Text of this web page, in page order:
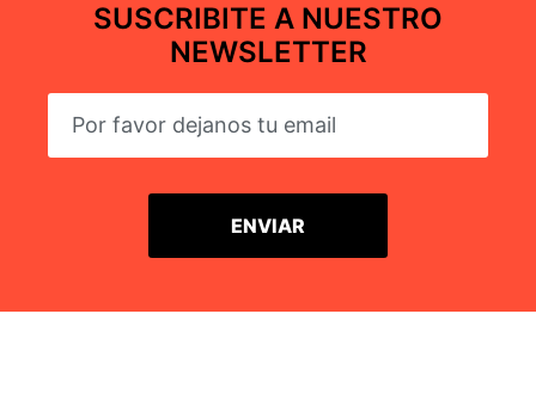
SUSCRIBITE A NUESTRO
NEWSLETTER